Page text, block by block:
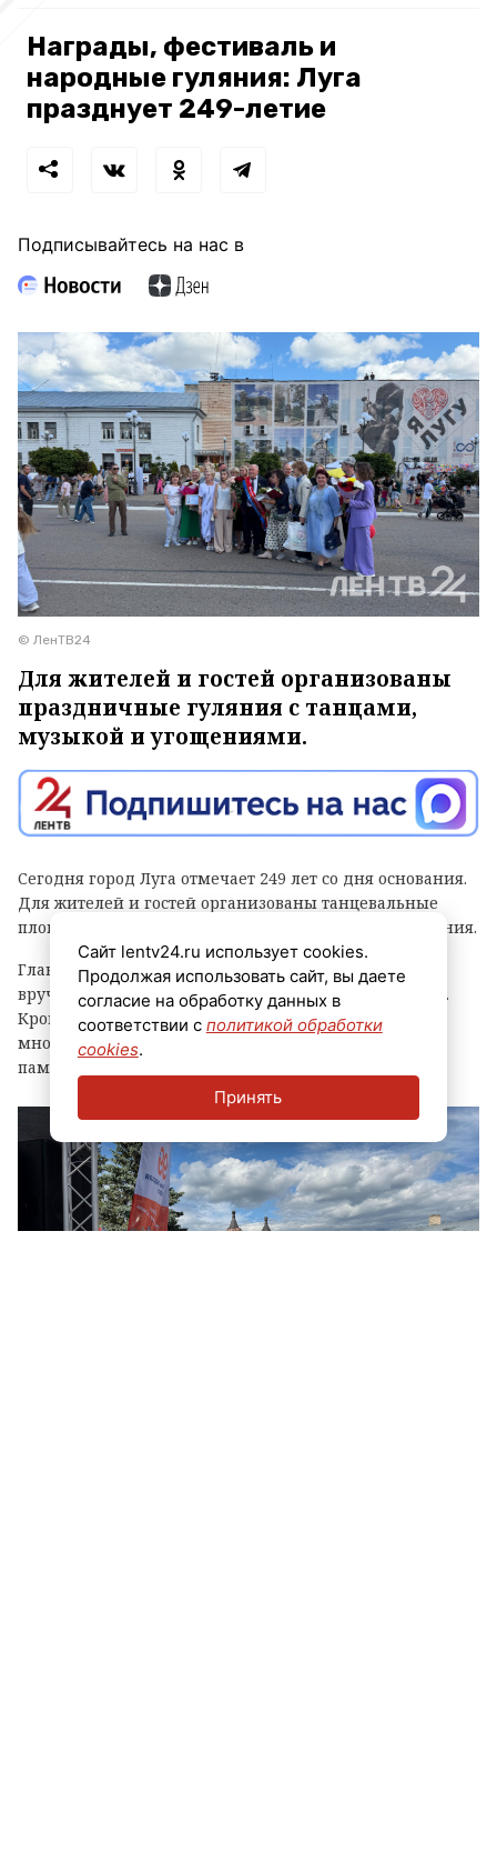
Награды, фестиваль и
народные гуляния: Луга
празднует 249-летие
Подписывайтесь на нас в
© ЛенТВ24
Для жителей и гостей организованы
праздничные гуляния с танцами,
музыкой и угощениями.
Сегодня город Луга отмечает 249 лет со дня основания.
Для жителей и гостей организованы танцевальные
площадки, выступления духовых оркестров и угощения.
Главным событием праздника стала церемония
вручения знака «Почетный гражданин города Луга».
Кроме того, региональные власти отметили
многодетные семьи муниципалитета, вручив им
памятные награды и благодарственные письма.
Сайт lentv24.ru использует cookies.
Продолжая использовать сайт, вы даете
согласие на обработку данных в
соответствии с политикой обработки
cookies.
Принять